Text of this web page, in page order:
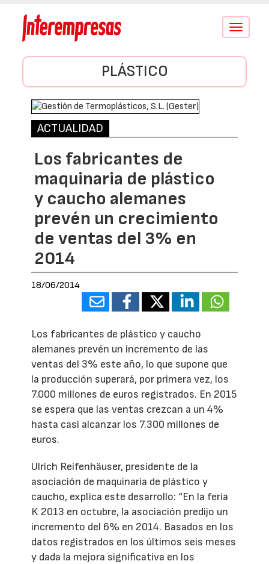
Conmutar
PLÁSTICO
ACTUALIDAD
Los fabricantes de
maquinaria de plástico
y caucho alemanes
prevén un crecimiento
de ventas del 3% en
2014
18/06/2014
Los fabricantes de plástico y caucho
alemanes prevén un incremento de las
ventas del 3% este año, lo que supone que
la producción superará, por primera vez, los
7.000 millones de euros registrados. En 2015
se espera que las ventas crezcan a un 4%
hasta casi alcanzar los 7.300 millones de
euros.
Ulrich Reifenhäuser, presidente de la
asociación de maquinaria de plástico y
caucho, explica este desarrollo: “En la feria
K 2013 en octubre, la asociación predijo un
incremento del 6% en 2014. Basados en los
datos registrados en los últimos seis meses
y dada la mejora significativa en los